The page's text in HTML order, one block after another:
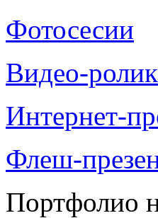
Фотосесии
Видео-
Интернет-
Флеш-
Портфолио